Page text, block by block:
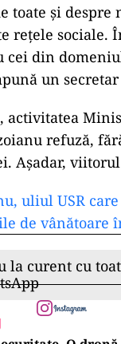
toate și despre
rețele sociale.
cei din
un
activitatea
refuză,
Așadar,
uliul USR
de vânătoare
la curent cu